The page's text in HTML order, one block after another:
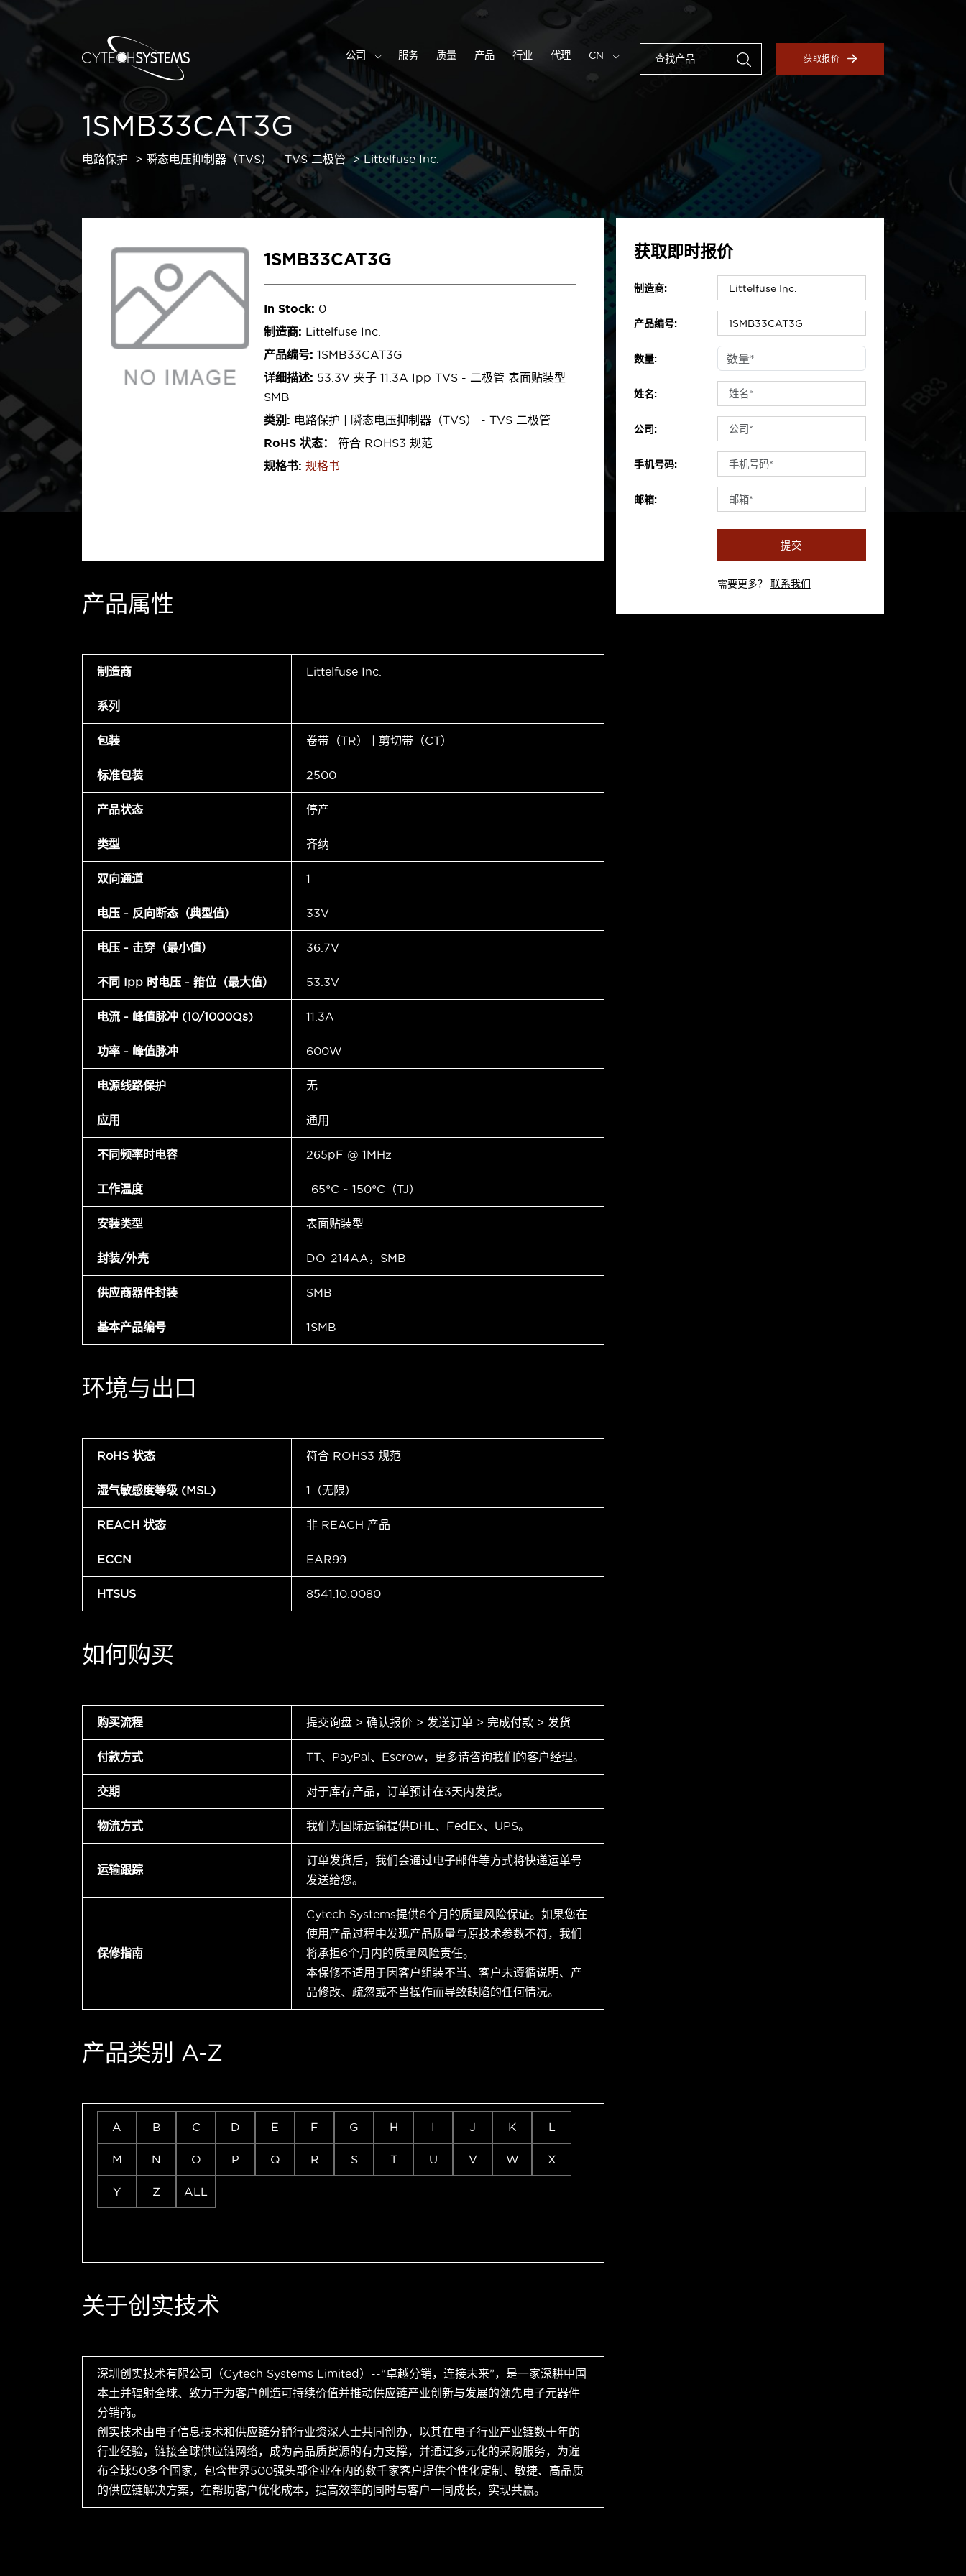
公司 服务 质量 产品 行业 代理 CN 获取报价
1SMB33CAT3G
电路保护 瞬态电压抑制器（TVS） - TVS 二极管 Littelfuse Inc.
1SMB33CAT3G
In Stock: 0
制造商: Littelfuse Inc.
产品编号: 1SMB33CAT3G
详细描述: 53.3V 夹子 11.3A Ipp TVS - 二极管 表面贴装型
SMB
类别: 电路保护 | 瞬态电压抑制器（TVS） - TVS 二极管
RoHS 状态：
符合 ROHS3 规范
规格书: 规格书
产品属性
制造商 Littelfuse Inc.
系列 -
包装 卷带（TR） | 剪切带（CT）
标准包装 2500
产品状态 停产
类型 齐纳
双向通道 1
电压 - 反向断态（典型值） 33V
电压 - 击穿（最小值） 36.7V
不同 Ipp 时电压 - 箝位（最大值） 53.3V
电流 - 峰值脉冲 (10/1000µs) 11.3A
功率 - 峰值脉冲 600W
电源线路保护 无
应用 通用
不同频率时电容 265pF @ 1MHz
工作温度 -65°C ~ 150°C（TJ）
安装类型 表面贴装型
封装/外壳 DO-214AA，SMB
供应商器件封装 SMB
基本产品编号 1SMB
环境与出口
RoHS 状态 符合 ROHS3 规范
湿气敏感度等级 (MSL) 1（无限）
REACH 状态 非 REACH 产品
ECCN EAR99
HTSUS 8541.10.0080
如何购买
购买流程 提交询盘 > 确认报价 > 发送订单 > 完成付款 > 发货
付款方式 TT、PayPal、Escrow，更多请咨询我们的客户经理。
交期 对于库存产品，订单预计在3天内发货。
物流方式 我们为国际运输提供DHL、FedEx、UPS。
运输跟踪
订单发货后，我们会通过电子邮件等方式将快递运单号
发送给您。
保修指南
Cytech Systems提供6个月的质量风险保证。如果您在
使用产品过程中发现产品质量与原技术参数不符，我们
将承担6个月内的质量风险责任。
本保修不适用于因客户组装不当、客户未遵循说明、产
品修改、疏忽或不当操作而导致缺陷的任何情况。
产品类别 A-Z
A B C D E F G H I J K L
M N O P Q R S T U V W X
Y Z ALL
关于创实技术
深圳创实技术有限公司（Cytech Systems Limited）--“卓越分销，连接未来”，是一家深耕中国
本土并辐射全球、致力于为客户创造可持续价值并推动供应链产业创新与发展的领先电子元器件
分销商。
创实技术由电子信息技术和供应链分销行业资深人士共同创办，以其在电子行业产业链数十年的
行业经验，链接全球供应链网络，成为高品质货源的有力支撑，并通过多元化的采购服务，为遍
布全球50多个国家，包含世界500强头部企业在内的数千家客户提供个性化定制、敏捷、高品质
的供应链解决方案，在帮助客户优化成本，提高效率的同时与客户一同成长，实现共赢。
获取即时报价
制造商:
产品编号:
数量:
姓名:
公司:
手机号码:
邮箱:
提交
需要更多？ 联系我们